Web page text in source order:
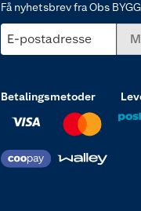
Få nyhetsbrev fra Obs BYGG
E-postadresse
Betalingsmetoder